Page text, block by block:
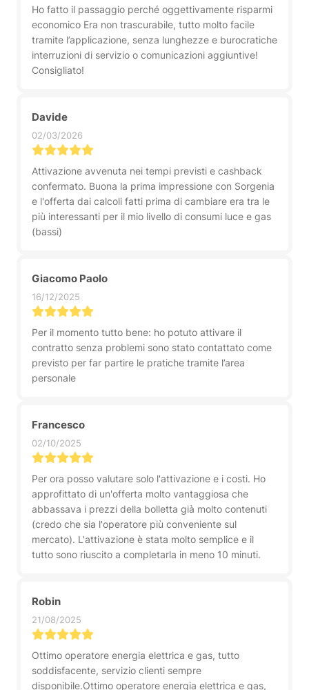
Ho fatto il passaggio perché oggettivamente risparmi
economico Era non trascurabile, tutto molto facile
tramite l’applicazione, senza lunghezze e burocratiche
interruzioni di servizio o comunicazioni aggiuntive!
Consigliato!
Davide
02/03/2026
Attivazione avvenuta nei tempi previsti e cashback
confermato. Buona la prima impressione con Sorgenia
e l'offerta dai calcoli fatti prima di cambiare era tra le
più interessanti per il mio livello di consumi luce e gas
(bassi)
Giacomo Paolo
16/12/2025
Per il momento tutto bene: ho potuto attivare il
contratto senza problemi sono stato contattato come
previsto per far partire le pratiche tramite l’area
personale
Francesco
02/10/2025
Per ora posso valutare solo l'attivazione e i costi. Ho
approfittato di un'offerta molto vantaggiosa che
abbassava i prezzi della bolletta già molto contenuti
(credo che sia l'operatore più conveniente sul
mercato). L'attivazione è stata molto semplice e il
tutto sono riuscito a completarla in meno 10 minuti.
Robin
21/08/2025
Ottimo operatore energia elettrica e gas, tutto
soddisfacente, servizio clienti sempre
disponibile.Ottimo operatore energia elettrica e gas,